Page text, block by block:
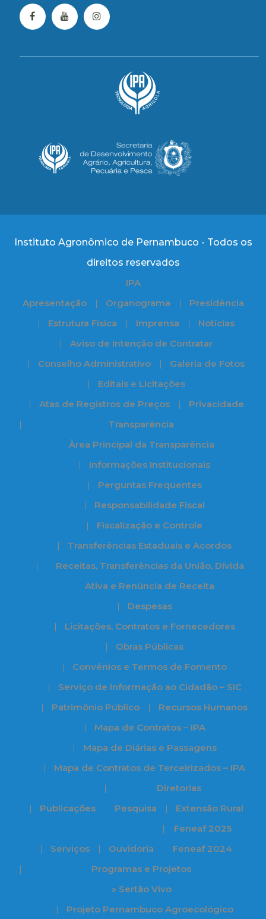
Instituto Agronômico de Pernambuco - Todos os
direitos reservados
IPA
Apresentação
Organograma
Presidência
Estrutura Física
Imprensa
Notícias
Aviso de Intenção de Contratar
Conselho Administrativo
Galeria de Fotos
Editais e Licitações
Atas de Registros de Preços
Privacidade
Transparência
Àrea Principal da Transparência
Informações Institucionais
Perguntas Frequentes
Responsabilidade Fiscal
Fiscalização e Controle
Transferências Estaduais e Acordos
Receitas, Transferências da União, Dívida
Ativa e Renúncia de Receita
Despesas
Licitações, Contratos e Fornecedores
Obras Públicas
Convênios e Termos de Fomento
Serviço de Informação ao Cidadão – SIC
Patrimônio Público
Recursos Humanos
Mapa de Contratos – IPA
Mapa de Diárias e Passagens
Mapa de Contratos de Terceirizados – IPA
Publicações
Diretorias
Pesquisa
Extensão Rural
Serviços Ouvidoria
Feneaf 2025
Feneaf 2024
Programas e Projetos
» Sertão Vivo
Projeto Pernambuco Agroecológico